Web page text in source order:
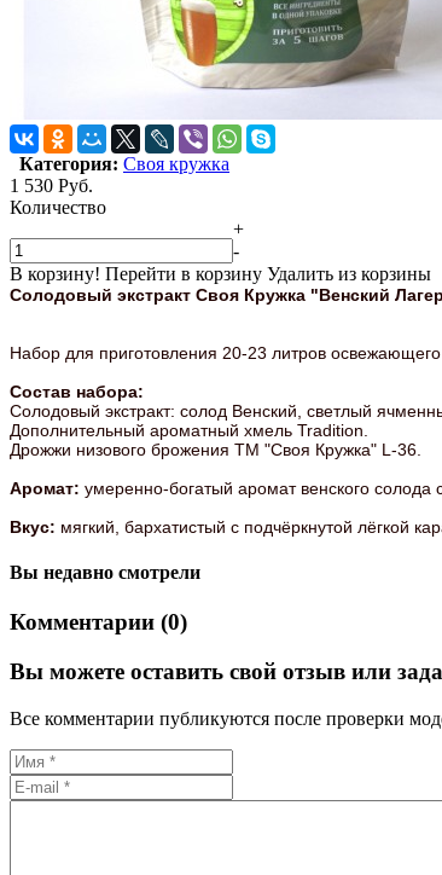
Категория: Своя кружка
1 530 Руб.
Количество
+
-
В корзину! Перейти в корзину Удалить из корзины
Солодовый экстракт Своя Кружка "Венский
Набор для приготовления 20-23 литров освежающего
Состав набора:
Солодовый экстракт: солод Венский, светлый
Дополнительный ароматный хмель Tradition.
Дрожжи низового брожения ТМ "Своя Кружка" L-36.
Аромат: умеренно-богатый аромат венского солода
Вкус: мягкий, бархатистый с подчёркнутой лёгкой
Вы недавно смотрели
Комментарии (0)
Вы можете оставить свой отзыв или
Все комментарии публикуются после проверки